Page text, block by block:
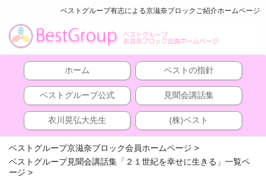
ベストグループ有志による京滋奈ブロックご紹介ホームページ
ホーム ベストの指針
ベストグループ公式 見聞会講話集
衣川晃弘大先生 (株)ベスト
ベストグループ京滋奈ブロック会員ホームページ >
ベストグループ見聞会講話集「２１世紀を幸せに生きる」一覧ペ
ージ >